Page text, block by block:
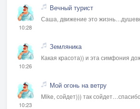
10:28
Вечный турист
Саша, движение это
10:26
Земляника
Какая красота)) и эта симфония
10:23
Мой огонь на ветру
Mike, сойдет))) так